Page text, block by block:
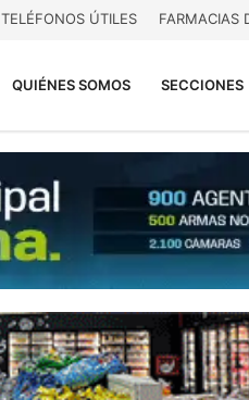
TELÉFONOS ÚTILES FARMACIAS
QUIÉNES SOMOS SECCIONES